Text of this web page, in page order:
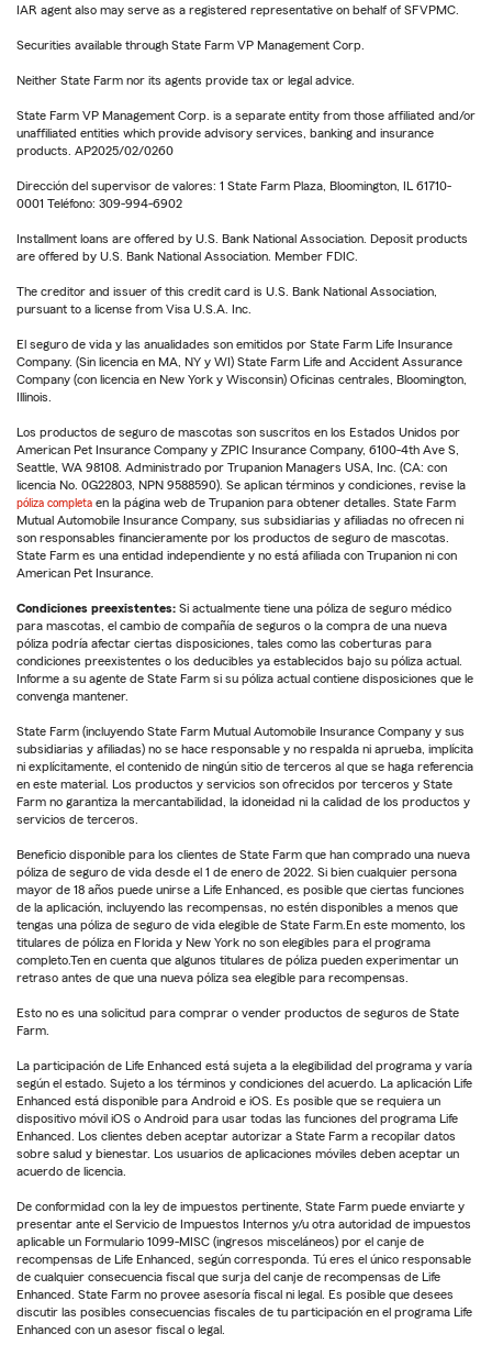
IAR agent also may serve as a registered representative on behalf of SFVPMC.
Securities available through State Farm VP Management Corp.
Neither State Farm nor its agents provide tax or legal advice.
State Farm VP Management Corp. is a separate entity from those affiliated and/or
unaffiliated entities which provide advisory services, banking and insurance
products. AP2025/02/0260
Dirección del supervisor de valores: 1 State Farm Plaza, Bloomington, IL 61710-
0001 Teléfono: 309-994-6902
Installment loans are offered by U.S. Bank National Association. Deposit products
are offered by U.S. Bank National Association. Member FDIC.
The creditor and issuer of this credit card is U.S. Bank National Association,
pursuant to a license from Visa U.S.A. Inc.
El seguro de vida y las anualidades son emitidos por State Farm Life Insurance
Company. (Sin licencia en MA, NY y WI) State Farm Life and Accident Assurance
Company (con licencia en New York y Wisconsin) Oficinas centrales, Bloomington,
Illinois.
Los productos de seguro de mascotas son suscritos en los Estados Unidos por
American Pet Insurance Company y ZPIC Insurance Company, 6100-4th Ave S,
Seattle, WA 98108. Administrado por Trupanion Managers USA, Inc. (CA: con
licencia No. 0G22803, NPN 9588590). Se aplican términos y condiciones, revise la
póliza completa en la página web de Trupanion para obtener detalles. State Farm
Mutual Automobile Insurance Company, sus subsidiarias y afiliadas no ofrecen ni
son responsables financieramente por los productos de seguro de mascotas.
State Farm es una entidad independiente y no está afiliada con Trupanion ni con
American Pet Insurance.
Condiciones preexistentes: Si actualmente tiene una póliza de seguro médico
para mascotas, el cambio de compañía de seguros o la compra de una nueva
póliza podría afectar ciertas disposiciones, tales como las coberturas para
condiciones preexistentes o los deducibles ya establecidos bajo su póliza actual.
Informe a su agente de State Farm si su póliza actual contiene disposiciones que le
convenga mantener.
State Farm (incluyendo State Farm Mutual Automobile Insurance Company y sus
subsidiarias y afiliadas) no se hace responsable y no respalda ni aprueba, implícita
ni explícitamente, el contenido de ningún sitio de terceros al que se haga referencia
en este material. Los productos y servicios son ofrecidos por terceros y State
Farm no garantiza la mercantabilidad, la idoneidad ni la calidad de los productos y
servicios de terceros.
Beneficio disponible para los clientes de State Farm que han comprado una nueva
póliza de seguro de vida desde el 1 de enero de 2022. Si bien cualquier persona
mayor de 18 años puede unirse a Life Enhanced, es posible que ciertas funciones
de la aplicación, incluyendo las recompensas, no estén disponibles a menos que
tengas una póliza de seguro de vida elegible de State Farm.En este momento, los
titulares de póliza en Florida y New York no son elegibles para el programa
completo.Ten en cuenta que algunos titulares de póliza pueden experimentar un
retraso antes de que una nueva póliza sea elegible para recompensas.
Esto no es una solicitud para comprar o vender productos de seguros de State
Farm.
La participación de Life Enhanced está sujeta a la elegibilidad del programa y varía
según el estado. Sujeto a los términos y condiciones del acuerdo. La aplicación Life
Enhanced está disponible para Android e iOS. Es posible que se requiera un
dispositivo móvil iOS o Android para usar todas las funciones del programa Life
Enhanced. Los clientes deben aceptar autorizar a State Farm a recopilar datos
sobre salud y bienestar. Los usuarios de aplicaciones móviles deben aceptar un
acuerdo de licencia.
De conformidad con la ley de impuestos pertinente, State Farm puede enviarte y
presentar ante el Servicio de Impuestos Internos y/u otra autoridad de impuestos
aplicable un Formulario 1099-MISC (ingresos misceláneos) por el canje de
recompensas de Life Enhanced, según corresponda. Tú eres el único responsable
de cualquier consecuencia fiscal que surja del canje de recompensas de Life
Enhanced. State Farm no provee asesoría fiscal ni legal. Es posible que desees
discutir las posibles consecuencias fiscales de tu participación en el programa Life
Enhanced con un asesor fiscal o legal.